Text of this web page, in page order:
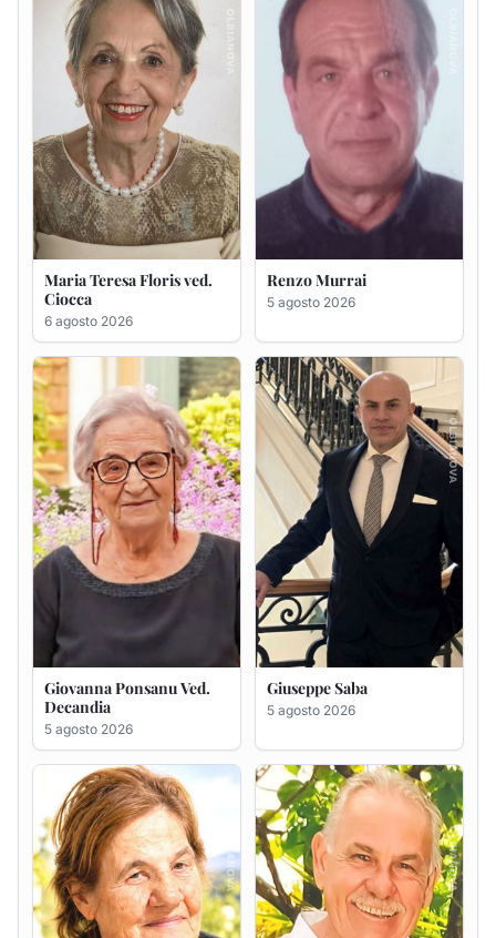
Giovanna Ponsanu Ved.
Decandia
5 agosto 2026
Giuseppe Saba
5 agosto 2026
Maria Antonietta Orrù
ved. Peddio
5 agosto 2026
Giuseppe Deiana
5 agosto 2026